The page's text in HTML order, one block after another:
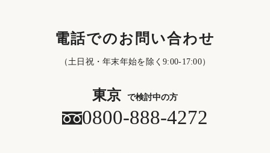
電話でのお問い合わせ
（土日祝・年末年始を除く9:00-17:00）
東京 で検討中の方
0800-888-4272